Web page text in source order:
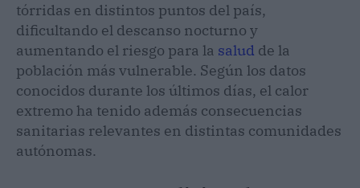
tórridas en distintos puntos del país,
dificultando el descanso nocturno y
aumentando el riesgo para la salud de la
población más vulnerable. Según los datos
conocidos durante los últimos días, el calor
extremo ha tenido además consecuencias
sanitarias relevantes en distintas comunidades
autónomas.